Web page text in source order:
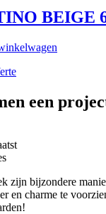
BEIGE
een
zijn bijzondere
en charme te